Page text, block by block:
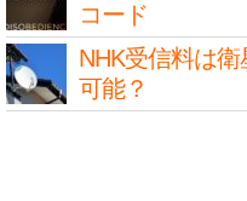
コード
NHK受信料は
可能？